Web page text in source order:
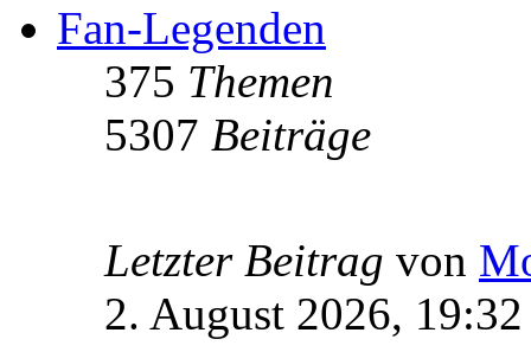
Fan-Legenden
375 Themen
5307 Beiträge
Letzter Beitrag von
2. August 2026, 19:32